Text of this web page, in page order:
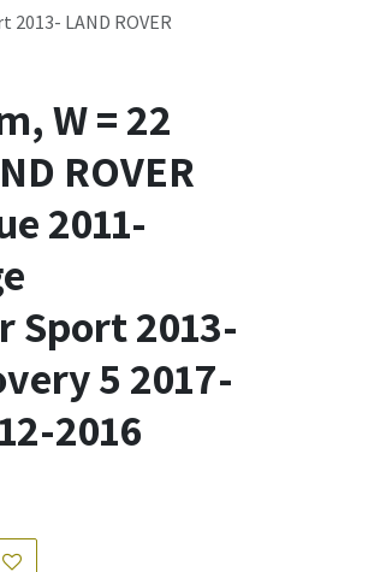
2013- LAND ROVER
W = 22
ROVER
2011-
Sport 2013-
5 2017-
2016